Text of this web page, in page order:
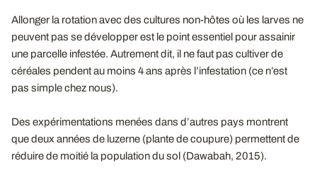
Allonger la rotation avec des cultures non-hôtes où les larves ne
peuvent pas se développer est le point essentiel pour assainir
une parcelle infestée. Autrement dit, il ne faut pas cultiver de
céréales pendent au moins 4 ans après l’infestation (ce n’est
pas simple chez nous).
Des expérimentations menées dans d’autres pays montrent
que deux années de luzerne (plante de coupure) permettent de
réduire de moitié la population du sol (Dawabah, 2015).